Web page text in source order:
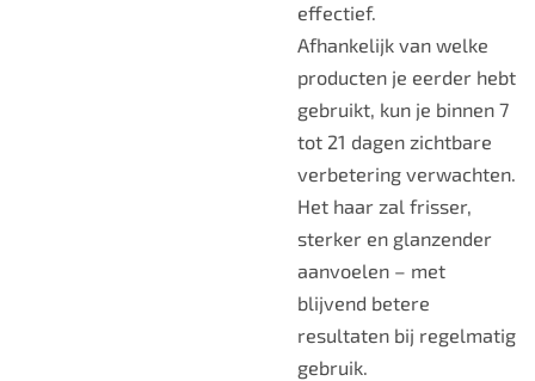
effectief.
Afhankelijk van welke
producten je eerder hebt
gebruikt, kun je binnen 7
tot 21 dagen zichtbare
verbetering verwachten.
Het haar zal frisser,
sterker en glanzender
aanvoelen – met
blijvend betere
resultaten bij regelmatig
gebruik.